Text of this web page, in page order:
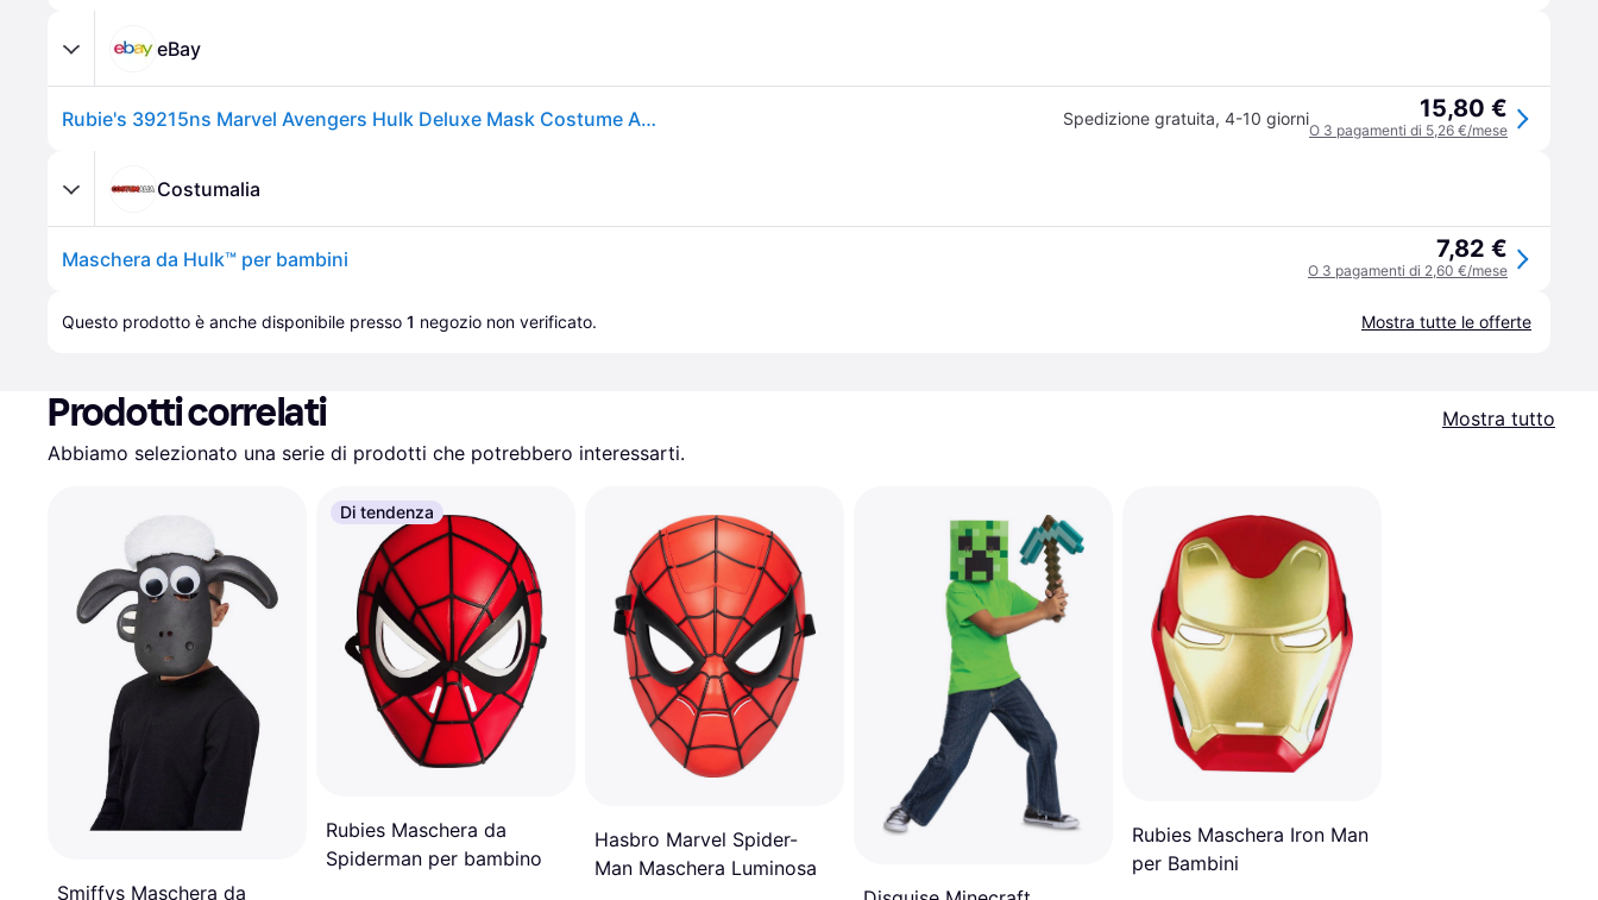
eBay
Rubie's 39215ns Marvel Avengers Hulk Deluxe Mask Costume Accessory, Boy's, One S Spedizione gratuita, 4-10 giorni 15,80 €
O 3 pagamenti di 5,26 €/mese
Costumalia
Maschera da Hulk™ per bambini 7,82 €
O 3 pagamenti di 2,60 €/mese
Questo prodotto è anche disponibile presso 1 negozio non verificato. Mostra tutte le offerte
Prodotti correlati
Mostra tutto
Abbiamo selezionato una serie di prodotti che potrebbero interessarti.
Smiffys Maschera da
Di tendenza
Rubies Maschera da
Spiderman per bambino
Hasbro Marvel Spider-
Man Maschera Luminosa
Rubies Maschera Iron Man
per Bambini